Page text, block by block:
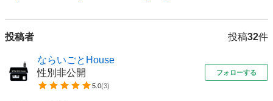
投稿者 投稿32件
ならいごとHouse
性別非公開
5.0(3)
フォローする